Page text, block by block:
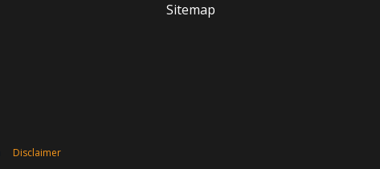
Sitemap
Disclaimer